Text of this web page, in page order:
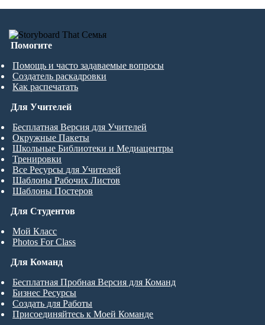
Помогите
Помощь и часто задаваемые вопросы
Создатель раскадровки
Как распечатать
Для Студентов
Мой Класс
Photos For Class
Для Учителей
Бесплатная Версия для Учителей
Окружные Пакеты
Школьные Библиотеки и Медиацентры
Тренировки
Все Ресурсы для Учителей
Шаблоны Рабочих Листов
Шаблоны Постеров
Для Команд
Бесплатная Пробная Версия для Команд
Бизнес Ресурсы
Создать для Работы
Присоединяйтесь к Моей Команде